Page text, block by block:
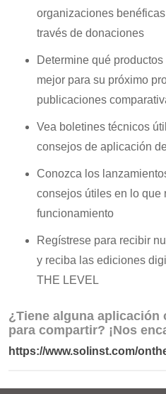
organizaciones
través de donaciones
Determine qué
mejor para su próximo
publicaciones
Vea boletines técnicos
consejos de aplicación
Conozca los
consejos útiles en lo que
funcionamiento
Regístrese para recibir
y reciba las ediciones
THE LEVEL
¿Tiene alguna
para compartir? ¡Nos
https://www.solinst.com/